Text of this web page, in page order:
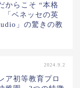
からこそ “本格
「ベネッセの英
」の驚きの教
2024.9.2
ア初等教育プロ